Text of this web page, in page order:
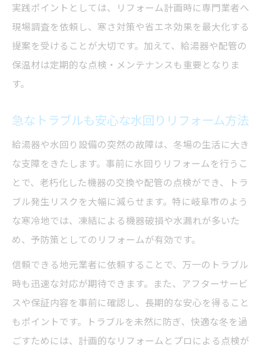
実践ポイントとしては、リフォーム計画時に専門業者へ
現場調査を依頼し、寒さ対策や省エネ効果を最大化する
提案を受けることが大切です。加えて、給湯器や配管の
保温材は定期的な点検・メンテナンスも重要となりま
す。
急なトラブルも安心な水回りリフォーム方法
給湯器や水回り設備の突然の故障は、冬場の生活に大き
な支障をきたします。事前に水回りリフォームを行うこ
とで、老朽化した機器の交換や配管の点検ができ、トラ
ブル発生リスクを大幅に減らせます。特に岐阜市のよう
な寒冷地では、凍結による機器破損や水漏れが多いた
め、予防策としてのリフォームが有効です。
信頼できる地元業者に依頼することで、万一のトラブル
時も迅速な対応が期待できます。また、アフターサービ
スや保証内容を事前に確認し、長期的な安心を得ること
もポイントです。トラブルを未然に防ぎ、快適な冬を過
ごすためには、計画的なリフォームとプロによる点検が